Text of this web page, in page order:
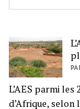
L’AES parmi
d’Afrique, selon